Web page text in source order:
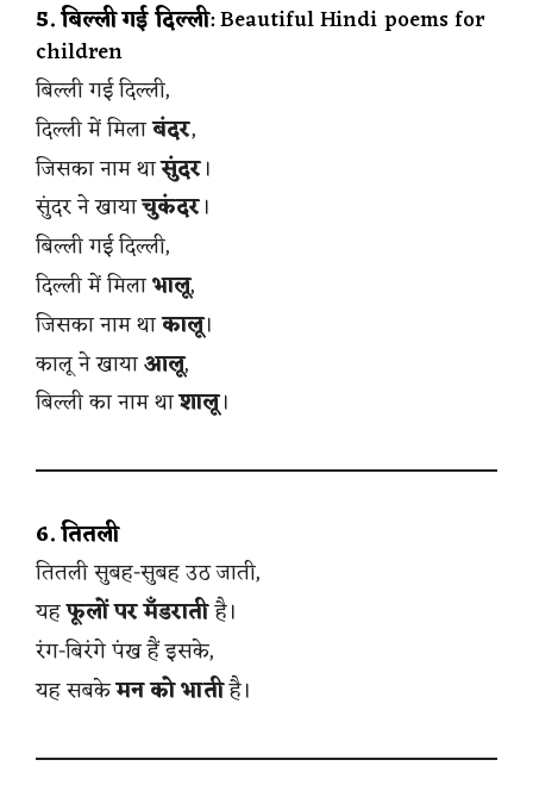
5. बिल्ली गई दिल्ली: Beautiful Hindi poems for
children
बिल्ली गई दिल्ली,
दिल्ली में मिलाबंदर,
जिसका नाम थासुंदर।
सुंदर ने खायाचुकंदर।
बिल्ली गई दिल्ली,
दिल्ली में मिलाभालू,
जिसका नाम थाकालू।
कालू ने खायाआलू,
बिल्ली का नाम थाशालू।
6. तितली
तितली सुबह-सुबह उठ जाती,
यहफूलों पर मँडरातीहै।
रंग-बिरंगे पंख हैं इसके,
यह सबकेमन को भातीहै।